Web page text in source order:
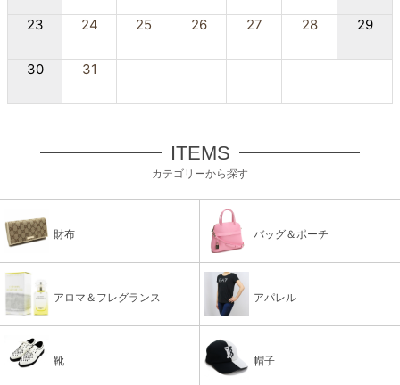
23 24 25 26 27 28 29
30 31
ITEMS
カテゴリーから探す
財布 バッグ＆ポーチ
アロマ＆フレグランス アパレル
靴 帽子